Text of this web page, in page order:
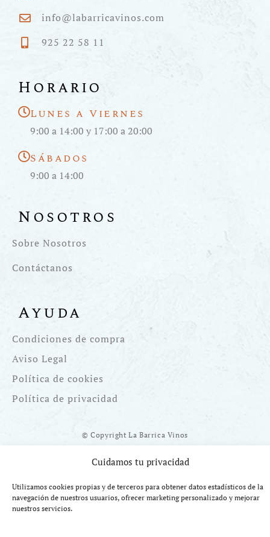
Cuidamos tu privacidad
Utilizamos cookies propias y de terceros para obtener datos estadísticos de la
navegación de nuestros usuarios, ofrecer marketing personalizado y mejorar
nuestros servicios.
info@labarricavinos.com
925 22 58 11
Horario
Lunes a Viernes
9:00 a 14:00 y 17:00 a 20:00
Sábados
9:00 a 14:00
Nosotros
Sobre Nosotros
Contáctanos
Ayuda
Condiciones de compra
Aviso Legal
Política de cookies
Política de privacidad
© Copyright La Barrica Vinos
Financiado por la UE Next Generation EU. Plan de Recuperación